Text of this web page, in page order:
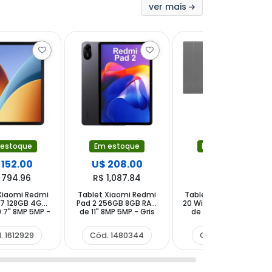
ver mais
794.96
Redmi
128GB 4GB
8MP 5MP -
1612929
Em estoque
U$ 208.00
R$ 1,087.84
Tablet Xiaomi Redmi
Pad 2 256GB 8GB RAM
de 11" 8MP 5MP - Gris
Cód. 1480344
Em estoque
Tablet Blackview Tab
20 WiFi 64GB 4GB RAM
de 10.1" 8MP 5MP +
Cód. 1507751